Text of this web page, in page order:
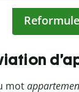
mot